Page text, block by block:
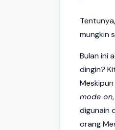
mungkin
Bulan ini
dingin?
mode on
digunain
orang